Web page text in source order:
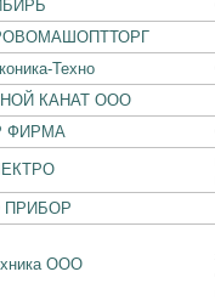
Техно
КАНАТ ООО
ФИРМА
ПРИБОР
ООО